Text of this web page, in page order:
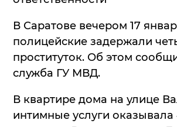
В Саратове вечером 17
полицейские задержали
проституток. Об этом
служба ГУ МВД.
В квартире дома на улице
интимные услуги оказывала